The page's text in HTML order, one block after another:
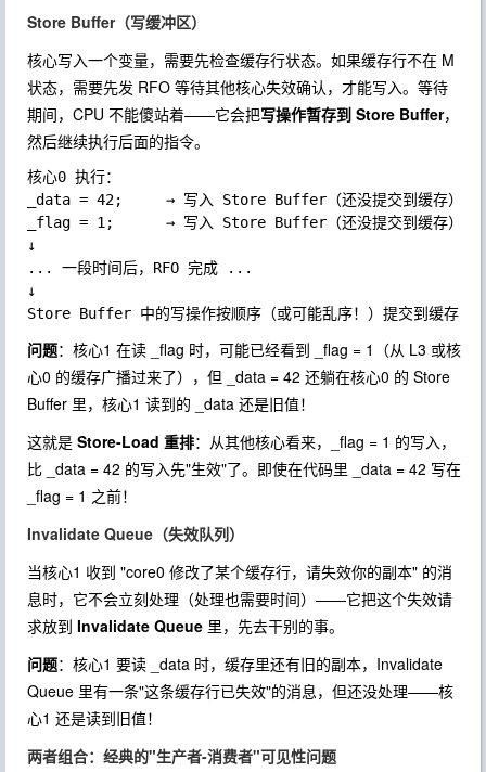
Store Buffer（写缓冲区）
核心写入一个变量，需要先检查缓存行状态。如果缓存行不在 M
状态，需要先发 RFO 等待其他核心失效确认，才能写入。等待
期间，CPU 不能傻站着——它会把写操作暂存到 Store Buffer，
然后继续执行后面的指令。
核心0 执行：
_data = 42;     → 写入 Store Buffer（还没提交到缓存）
_flag = 1;      → 写入 Store Buffer（还没提交到缓存）
↓
... 一段时间后，RFO 完成 ...
↓
问题：核心1 在读 _flag 时，可能已经看到 _flag = 1 （从 L3 或核
心0 的缓存广播过来了），但
_data = 42 还躺在核心0 的 Store
Buffer 里，核心1 读到的
_data 还是旧值！
这就是 Store-Load 重排：从其他核心看来， _flag = 1 的写入，
比 _data = 42 的写入先"生效"了。即使在代码里 _data = 42 写在
_flag = 1 之前！
Invalidate Queue（失效队列）
当核心1 收到 "core0 修改了某个缓存行，请失效你的副本" 的消
息时，它不会立刻处理（处理也需要时间）——它把这个失效请
求放到 Invalidate Queue 里，先去干别的事。
问题：核心1 要读 _data 时，缓存里还有旧的副本，Invalidate
Queue 里有一条"这条缓存行已失效"的消息，但还没处理——核
心1 还是读到旧值！
两者组合：经典的"生产者-消费者"可见性问题